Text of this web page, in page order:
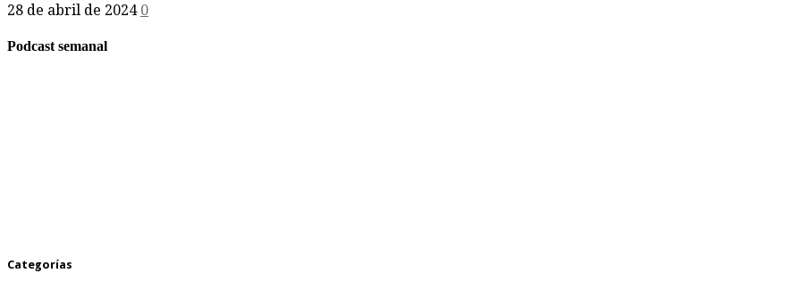
28 de abril de 2024 0
Podcast semanal
Categorías